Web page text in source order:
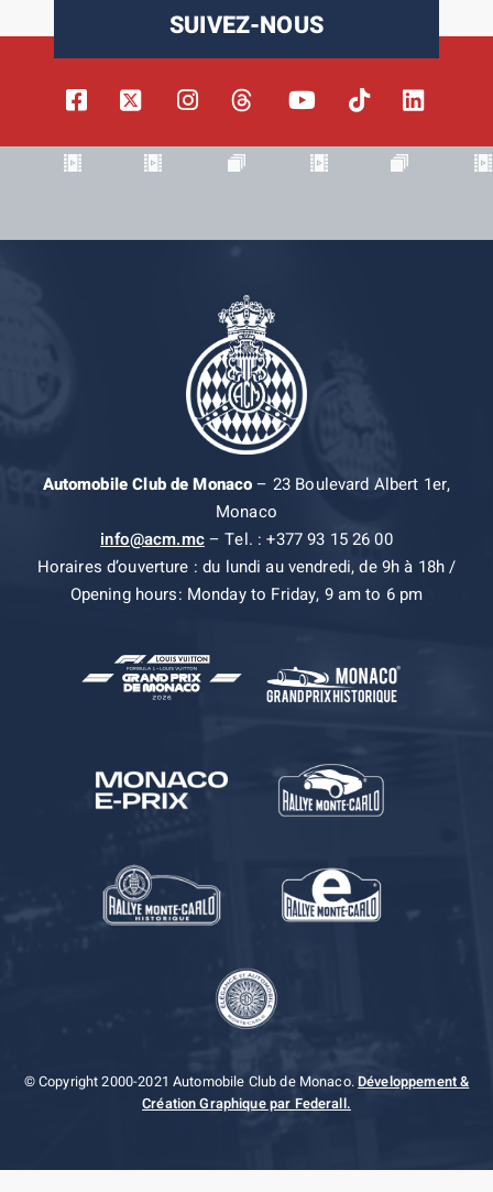
SUIVEZ-NOUS
Automobile Club de Monaco– 23 Boulevard Albert 1er,
Monaco
info@acm.mc– Tel. : +377 93 15 26 00
Horaires d’ouverture : du lundi au vendredi, de 9h à 18h /
Opening hours: Monday to Friday, 9 am to 6 pm
© Copyright 2000-2021 Automobile Club de Monaco.Développement &
Création Graphique par Federall.